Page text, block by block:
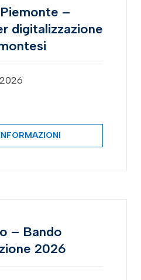
–
digitalizzazione
– Bando
2026